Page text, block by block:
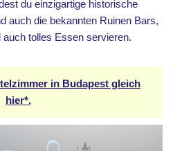
du einzigartige historische
auch die bekannten Ruinen Bars,
tolles Essen servieren.
in Budapest gleich
hier*.